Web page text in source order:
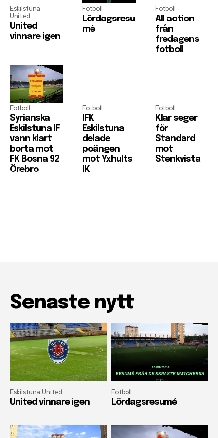
Eskilstuna
United
United
vinnare igen
Fotboll
Lördagsresu
mé
Fotboll
All action
från
fredagens
fotboll
Fotboll
Syrianska
Eskilstuna IF
vann klart
borta mot
FK Bosna 92
Örebro
Fotboll
IFK
Eskilstuna
delade
poängen
mot Yxhults
IK
Fotboll
Klar seger
för
Standard
mot
Stenkvista
Senaste nytt
Eskilstuna United
United vinnare igen
Fotboll
Lördagsresumé